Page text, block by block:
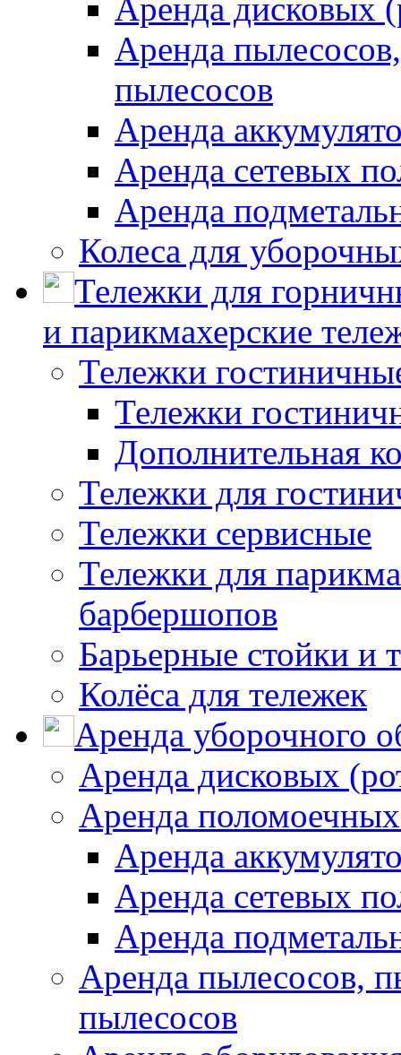
Аренда дисковых
Аренда
пылесосов
Аренда
Аренда сетевых
Аренда
Колеса для
Тележки для
и парикмахерские
Тележки
Тележки
Дополнительная
Тележки для
Тележки сервисные
Тележки для
барбершопов
Барьерные стойки и
Колёса для тележек
Аренда уборочного
Аренда дисковых
Аренда
Аренда
Аренда сетевых
Аренда
Аренда пылесосов,
пылесосов